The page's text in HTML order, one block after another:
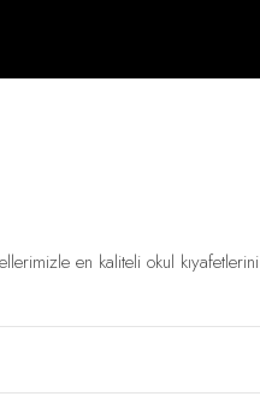
en kaliteli okul